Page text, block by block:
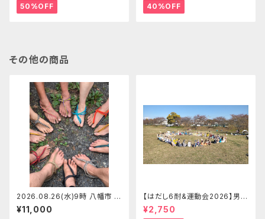
50%OFF 40%OFF
その他の商品
2026.08.26(水)9時 八幡市 マ
ンサンダルワークショップ【定員
6】ショージ
¥11,000
【はだし6耐&運動会2026】男子
ソロの部 はだし6耐＋運動会エ
ントリー【2026.09.26(土)】
¥2,750